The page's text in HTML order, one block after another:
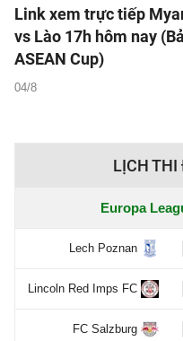
Link xem trực tiếp
vs Lào 17h hôm nay
ASEAN Cup)
04/8
LỊCH THI
Europa
Lech Poznan
Lincoln Red Imps FC
FC Salzburg